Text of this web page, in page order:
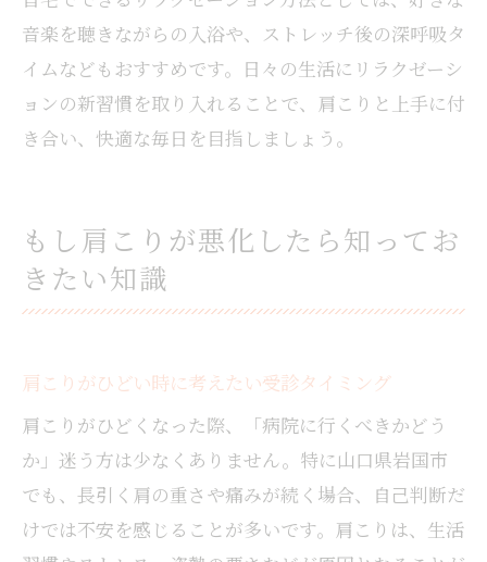
音楽を聴きながらの入浴や、ストレッチ後の深呼吸タ
イムなどもおすすめです。日々の生活にリラクゼーシ
ョンの新習慣を取り入れることで、肩こりと上手に付
き合い、快適な毎日を目指しましょう。
もし肩こりが悪化したら知ってお
きたい知識
肩こりがひどい時に考えたい受診タイミング
肩こりがひどくなった際、「病院に行くべきかどう
か」迷う方は少なくありません。特に山口県岩国市
でも、長引く肩の重さや痛みが続く場合、自己判断だ
けでは不安を感じることが多いです。肩こりは、生活